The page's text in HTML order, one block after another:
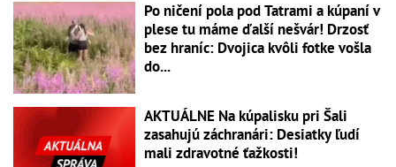
Po ničení pola pod Tatrami a kúpaní v
plese tu máme ďalší nešvár! Drzosť
bez hraníc: Dvojica kvôli fotke vošla
do...
AKTUÁLNE Na kúpalisku pri Šali
zasahujú záchranári: Desiatky ľudí
mali zdravotné ťažkosti!